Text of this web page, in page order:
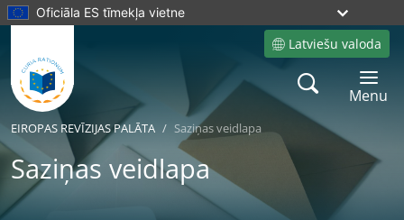
Oficiāla ES tīmekļa vietne
Latviešu valoda
Site language
Search
Toggle
Menu
EIROPAS REVĪZIJAS PALĀTA Saziņas veidlapa
Saziņas veidlapa